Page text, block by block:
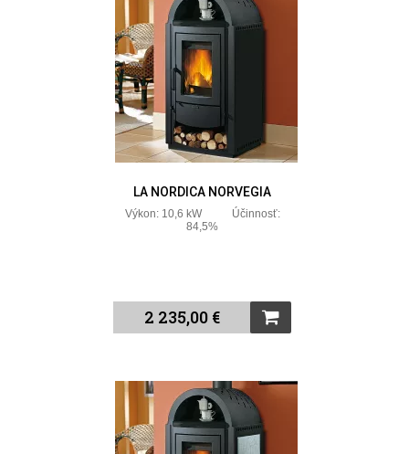
LA NORDICA NORVEGIA
Výkon: 10,6 kW Účinnosť:
84,5%
2 235,00 €